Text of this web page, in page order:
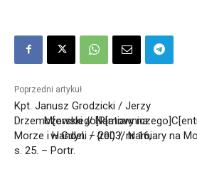
Poprzedni artykuł
Kpt. Janusz Grodzicki / Jerzy
Drzemczewski // Namiary na
Morze i Handel. – 2003, nr 16,
s. 25. – Portr.
w Gdyni / {rel) // Namiary na